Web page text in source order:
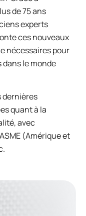
de 75 ans
experts
ces nouveaux
nécessaires pour
dans le monde
dernières
quant à la
avec
(Amérique et